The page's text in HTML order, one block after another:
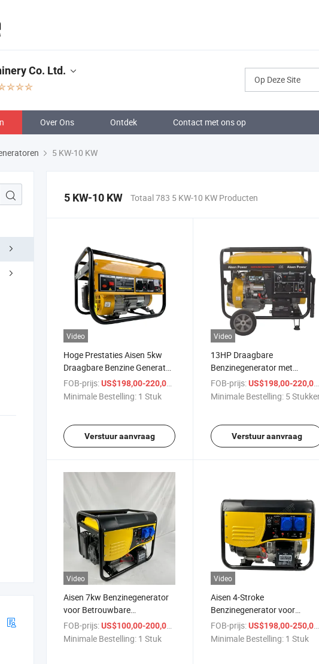
Op Deze Site
Co. Ltd.
Over Ons Ontdek Contact met ons op
5 KW-10 KW
5 KW-10 KW Totaal 783 5 KW-10 KW Producten
Video
Hoge Prestaties Aisen 5kw
Draagbare Benzine Generator
voor Buiten Gebruik
FOB-prijs:US$198,00-220,00
Minimale Bestelling: 1 Stuk
Verstuur aanvraag
Video
13HP Draagbare
Benzinegenerator met
Elektrische Startfunctie
FOB-prijs: US$198,00-220,00
Minimale Bestelling: 5
Verstuur aanvraag
Video
Aisen 7kw Benzinegenerator
voor Betrouwbare
Stroomvoorziening
FOB-prijs:US$100,00-200,00
Minimale Bestelling: 1 Stuk
Video
Aisen 4-Stroke
Benzinegenerator voor
Betrouwbare Thuisenergie
FOB-prijs: US$198,00-250,00
Minimale Bestelling: 1 Stuk